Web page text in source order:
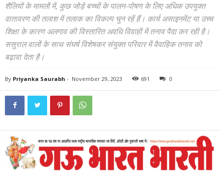
शैलियों के मामलों में, कुछ जोड़े बच्चों के पालन-पोषण के लिए अधिक उपयुक्त
वातावरण की तलाश में तलाक का विकल्प चुन रहें हैं। कार्य असाइनमेंट या उच्च
शिक्षा के कारण अलगाव की विस्तारित अवधि विवाहों में तनाव पैदा कर रही है।
ससुराल वालों के साथ संघर्ष विशेषकर संयुक्त परिवार में वैवाहिक तनाव को
बढ़ावा देता है।
By Priyanka Saurabh - November 29, 2023 691 0